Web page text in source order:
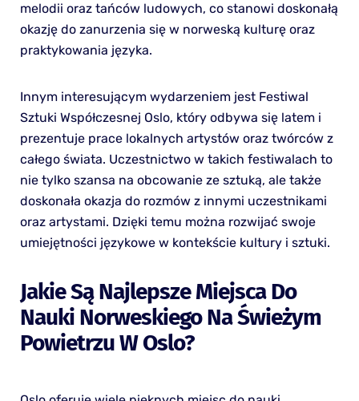
melodii oraz tańców ludowych, co stanowi doskonałą
okazję do zanurzenia się w norweską kulturę oraz
praktykowania języka.
Innym interesującym wydarzeniem jest Festiwal
Sztuki Współczesnej Oslo, który odbywa się latem i
prezentuje prace lokalnych artystów oraz twórców z
całego świata. Uczestnictwo w takich festiwalach to
nie tylko szansa na obcowanie ze sztuką, ale także
doskonała okazja do rozmów z innymi uczestnikami
oraz artystami. Dzięki temu można rozwijać swoje
umiejętności językowe w kontekście kultury i sztuki.
Jakie Są Najlepsze Miejsca Do
Nauki Norweskiego Na Świeżym
Powietrzu W Oslo?